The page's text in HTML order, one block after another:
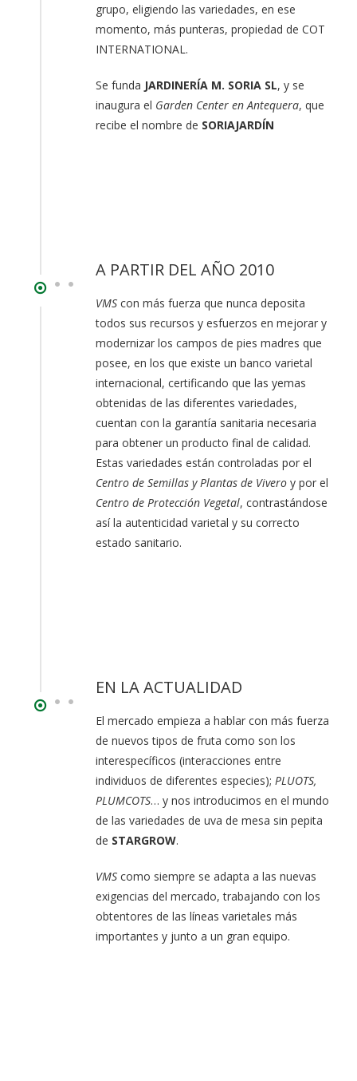
grupo, eligiendo las variedades, en ese
momento, más punteras, propiedad de COT
INTERNATIONAL.
Se funda JARDINERÍA M. SORIA SL, y se
inaugura el Garden Center en Antequera, que
recibe el nombre de SORIAJARDÍN
A PARTIR DEL AÑO 2010
VMS con más fuerza que nunca deposita
todos sus recursos y esfuerzos en mejorar y
modernizar los campos de pies madres que
posee, en los que existe un banco varietal
internacional, certificando que las yemas
obtenidas de las diferentes variedades,
cuentan con la garantía sanitaria necesaria
para obtener un producto final de calidad.
Estas variedades están controladas por el
Centro de Semillas y Plantas de Vivero y por el
Centro de Protección Vegetal, contrastándose
así la autenticidad varietal y su correcto
estado sanitario.
EN LA ACTUALIDAD
El mercado empieza a hablar con más fuerza
de nuevos tipos de fruta como son los
interespecíficos (interacciones entre
individuos de diferentes especies); PLUOTS,
PLUMCOTS… y nos introducimos en el mundo
de las variedades de uva de mesa sin pepita
de STARGROW.
VMS como siempre se adapta a las nuevas
exigencias del mercado, trabajando con los
obtentores de las líneas varietales más
importantes y junto a un gran equipo.